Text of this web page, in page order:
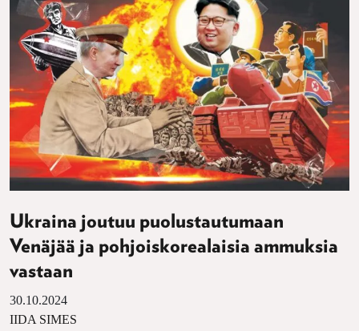
Ukraina joutuu puolustautumaan
Venäjää ja pohjoiskorealaisia ammuksia
vastaan
30.10.2024
IIDA SIMES